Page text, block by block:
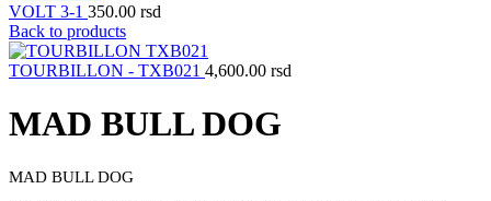
VOLT 3-1 350.00 rsd
Back to products
TOURBILLON - TXB021 4,600.00 rsd
MAD BULL DOG
MAD BULL DOG